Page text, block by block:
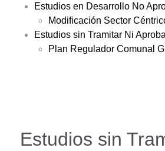
Estudios en Desarrollo No
Modificación Sector
Estudios sin Tramitar Ni
Plan Regulador Comunal
Estudios sin